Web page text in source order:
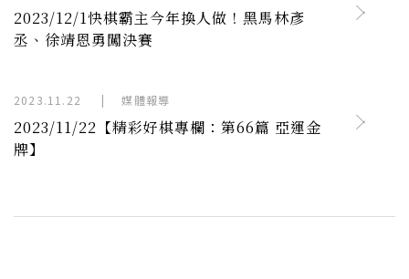
2023/12/1快棋霸主今年換人做！黑馬林彥
丞、徐靖恩勇闖決賽
2023.11.22 | 媒體報導
2023/11/22【精彩好棋專欄：第66篇 亞運金
牌】